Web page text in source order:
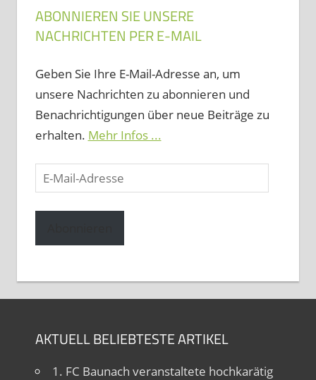
ABONNIEREN SIE UNSERE
NACHRICHTEN PER E-MAIL
Geben Sie Ihre E-Mail-Adresse an, um
unsere Nachrichten zu abonnieren und
Benachrichtigungen über neue Beiträge zu
erhalten. Mehr Infos ...
E-
Mail-
Adresse
AKTUELL BELIEBTESTE ARTIKEL
1. FC Baunach veranstaltete hochkarätig